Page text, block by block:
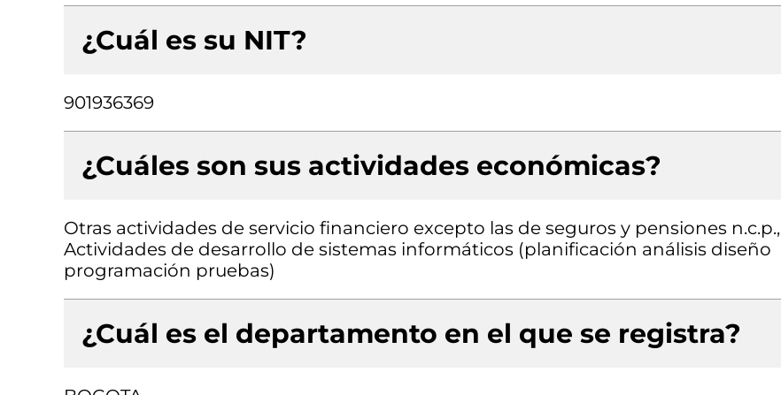
¿Cuál es su NIT?
901936369
¿Cuáles son sus actividades económicas?
Otras actividades de servicio financiero excepto las de seguros y pensiones n.c.p.,
Actividades de desarrollo de sistemas informáticos (planificación análisis diseño
programación pruebas)
¿Cuál es el departamento en el que se registra?